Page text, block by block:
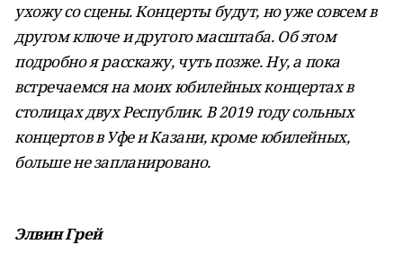
ухожу со сцены. Концерты будут, но уже совсем в
другом ключе и другого масштаба. Об этом
подробно я расскажу, чуть позже. Ну, а пока
встречаемся на моих юбилейных концертах в
столицах двух Республик. В 2019 году сольных
концертов в Уфе и Казани, кроме юбилейных,
больше не запланировано.
Элвин Грей